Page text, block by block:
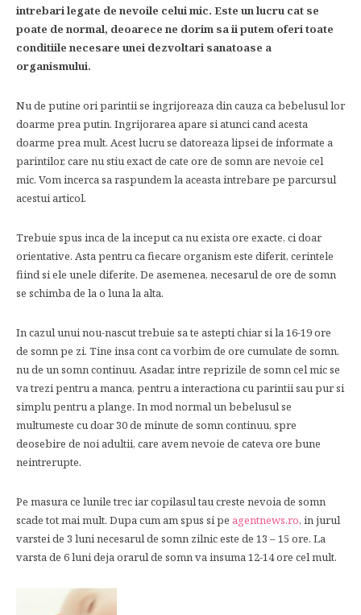
intrebari legate de nevoile celui mic. Este un lucru cat se
poate de normal, deoarece ne dorim sa ii putem oferi toate
conditiile necesare unei dezvoltari sanatoase a
organismului.
Nu de putine ori parintii se ingrijoreaza din cauza ca bebelusul lor
doarme prea putin. Ingrijorarea apare si atunci cand acesta
doarme prea mult. Acest lucru se datoreaza lipsei de informate a
parintilor, care nu stiu exact de cate ore de somn are nevoie cel
mic. Vom incerca sa raspundem la aceasta intrebare pe parcursul
acestui articol.
Trebuie spus inca de la inceput ca nu exista ore exacte, ci doar
orientative. Asta pentru ca fiecare organism este diferit, cerintele
fiind si ele unele diferite. De asemenea, necesarul de ore de somn
se schimba de la o luna la alta.
In cazul unui nou-nascut trebuie sa te astepti chiar si la 16-19 ore
de somn pe zi. Tine insa cont ca vorbim de ore cumulate de somn,
nu de un somn continuu. Asadar, intre reprizile de somn cel mic se
va trezi pentru a manca, pentru a interactiona cu parintii sau pur si
simplu pentru a plange. In mod normal un bebelusul se
multumeste cu doar 30 de minute de somn continuu, spre
deosebire de noi adultii, care avem nevoie de cateva ore bune
neintrerupte.
Pe masura ce lunile trec iar copilasul tau creste nevoia de somn
scade tot mai mult. Dupa cum am spus si pe agentnews.ro, in jurul
varstei de 3 luni necesarul de somn zilnic este de 13 – 15 ore. La
varsta de 6 luni deja orarul de somn va insuma 12-14 ore cel mult.